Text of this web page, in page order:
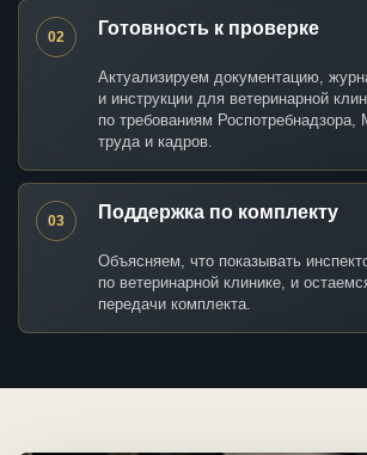
02 Готовность к проверке
Актуализируем документацию,
и инструкции для ветеринарной
по требованиям
труда и кадров.
03 Поддержка по комплекту
Объясняем, что показывать
по ветеринарной клинике, и
передачи комплекта.